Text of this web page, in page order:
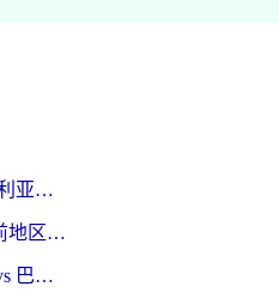
在国外怎么看美国 vs 澳大利亚世界杯直播？海外党必藏的中文解说观赛指南
在加拿大看抖音世界杯当前地区不可播放？海外党体育观赛终极指南
在海外看世界杯直播德国 vs 巴拉圭当前IP受限制？这篇指南帮你轻松解决地区限制